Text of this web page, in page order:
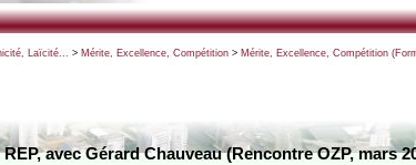
Laïcité... > Mérite, Excellence, Compétition> Mérite, Excellence, Compétition
REP, avec Gérard Chauveau (Rencontre OZP, mars